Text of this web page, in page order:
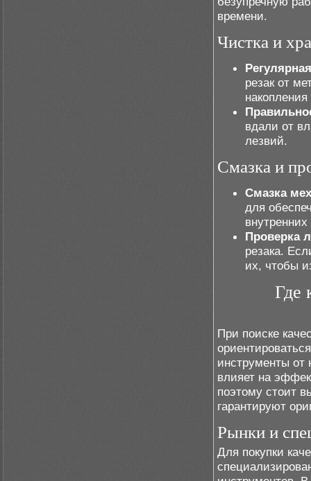
времени.
Чистка и
резак от
вдали от
лезвий.
Смазка и
Смазка
для
Проверка
резака.
их, чтобы
Где
При поиске
инструменты от
влияет на
поэтому стоит
гарантируют
Рынки и
Для покупки